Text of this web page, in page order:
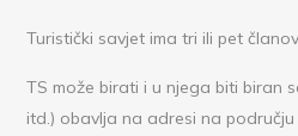
Turistički savjet ima tri ili pet
TS može birati i u njega biti biran
itd.) obavlja na adresi na